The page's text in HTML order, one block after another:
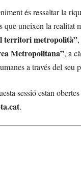
és ressaltar la
uneixen la realitat
territori metropolità”
Metropolitana”, a
a través del
sessió estan
.